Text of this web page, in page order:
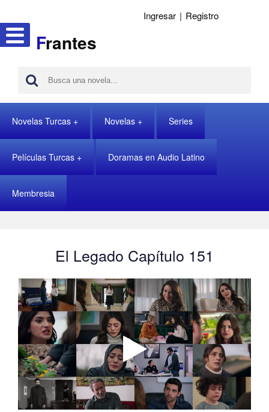
Frantes
Ingresar | Registro
Novelas Turcas Novelas Series
Películas Turcas Doramas en Audio Latino
Membresia
El Legado Capítulo 151